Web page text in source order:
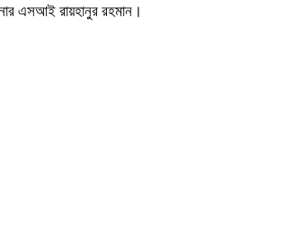
এসআই রায়হানুর রহমান।